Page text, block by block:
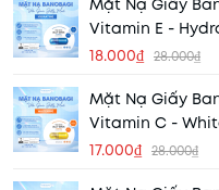
Mặt Nạ Giấy
Vitamin E -
Bóng Da)
18.000₫ 28.000₫
Mặt Nạ Giấy
Vitamin C -
Thiện Tông Da)
17.000₫ 28.000₫